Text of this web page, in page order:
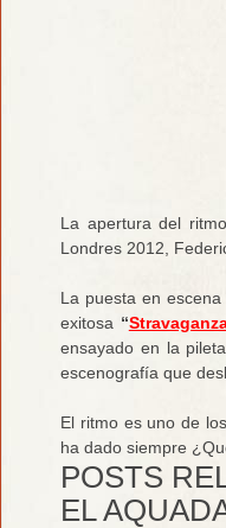
La apertura del
Londres 2012,
La puesta en
exitosa “
ensayado en la
escenografía que
El ritmo es uno de
ha dado siempre
POSTS
EL